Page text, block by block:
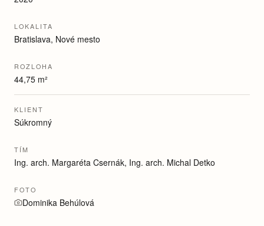
LOKALITA
Bratislava, Nové mesto
ROZLOHA
44,75 m²
KLIENT
Súkromný
TÍM
Ing. arch. Margaréta Csernák, Ing. arch. Michal Detko
FOTO
Dominika Behúlová